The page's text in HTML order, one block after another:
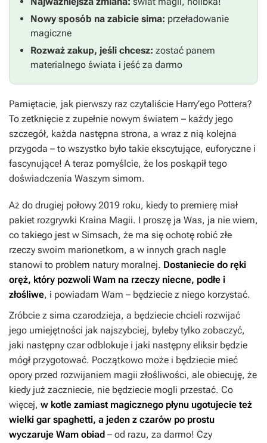
Nowy sposób na zabicie sima: przeładowanie
magiczne
Rozważ zakup, jeśli chcesz: zostać panem
materialnego świata i jeść za darmo
Pamiętacie, jak pierwszy raz czytaliście Harry’ego Pottera?
To zetknięcie z zupełnie nowym światem – każdy jego
szczegół, każda następna strona, a wraz z nią kolejna
przygoda – to wszystko było takie ekscytujące, euforyczne i
fascynujące! A teraz pomyślcie, że los poskąpił tego
doświadczenia Waszym simom.
Aż do drugiej połowy 2019 roku, kiedy to premierę miał
pakiet rozgrywki Kraina Magii. I proszę ja Was, ja nie wiem,
co takiego jest w Simsach, że ma się ochotę robić złe
rzeczy swoim marionetkom, a w innych grach nagle
stanowi to problem natury moralnej. Dostaniecie do ręki
oręż, który pozwoli Wam na rzeczy niecne, podłe i
złośliwe, i powiadam Wam – będziecie z niego korzystać.
Zróbcie z sima czarodzieja, a będziecie chcieli rozwijać
jego umiejętności jak najszybciej, byleby tylko zobaczyć,
jaki następny czar odblokuje i jaki następny eliksir będzie
mógł przygotować. Początkowo może i będziecie mieć
opory przed rozwijaniem magii złośliwości, ale obiecuję, że
kiedy już zaczniecie, nie będziecie mogli przestać. Co
więcej, w kotle zamiast magicznego płynu ugotujecie też
wielki gar spaghetti, a jeden z czarów po prostu
wyczaruje Wam obiad – od razu, za darmo! Czy